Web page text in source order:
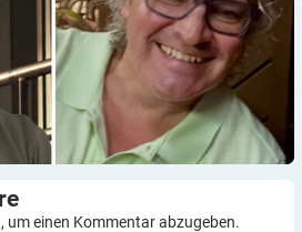
um einen Kommentar abzugeben.